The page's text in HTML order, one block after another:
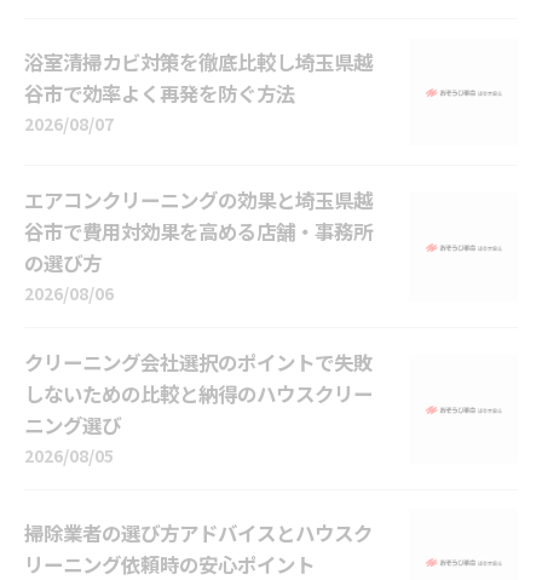
浴室清掃カビ対策を徹底比較し埼玉県越
谷市で効率よく再発を防ぐ方法
2026/08/07
エアコンクリーニングの効果と埼玉県越
谷市で費用対効果を高める店舗・事務所
の選び方
2026/08/06
クリーニング会社選択のポイントで失敗
しないための比較と納得のハウスクリー
ニング選び
2026/08/05
掃除業者の選び方アドバイスとハウスク
リーニング依頼時の安心ポイント